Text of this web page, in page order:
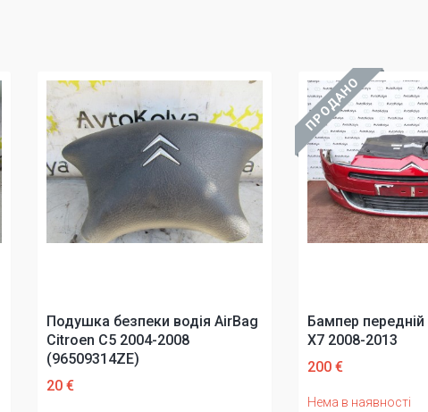
Подушка безпеки водія AirBag
Citroen C5 2004-2008
(96509314ZE)
20 €
ПРОДАНО
Бампер передній
X7 2008-2013
200 €
Нема в наявності